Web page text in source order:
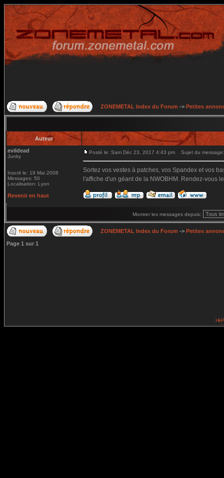
ZONEMETAL Index du Forum -> Petites
Auteur
evildead
Junky
Inscrit le: 19 Mai 2008
Messages: 50
Localisation: Lyon
Posté le: Sam Déc 23, 2017 4:43 pm Sujet du message:
Sortez vos vestes à patches, vos Spandex et vos
l'affiche d'un géant de la NWOBHM. Rendez-vous
Revenir en haut
Montrer les messages depuis:
ZONEMETAL Index du Forum -> Petites
Page 1 sur 1